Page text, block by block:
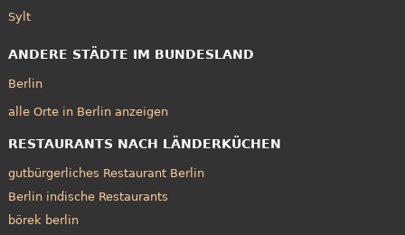
Sylt
ANDERE STÄDTE IM BUNDESLAND
Berlin
alle Orte in Berlin anzeigen
RESTAURANTS NACH LÄNDERKÜCHEN
gutbürgerliches Restaurant Berlin
Berlin indische Restaurants
börek berlin